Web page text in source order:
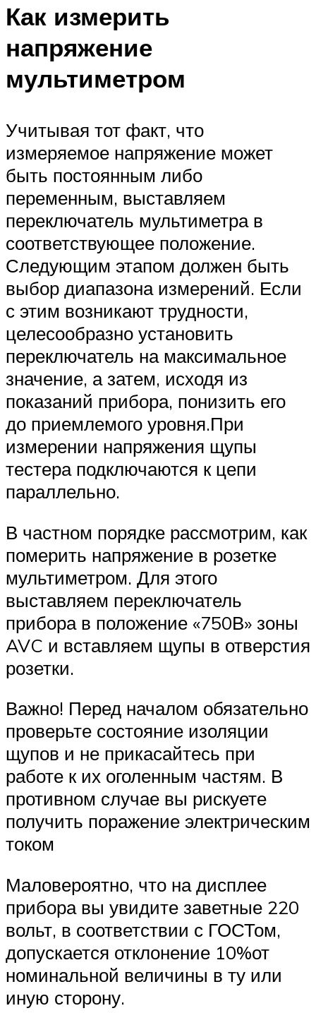
Как измерить
напряжение
мультиметром
Учитывая тот факт, что
измеряемое напряжение может
быть постоянным либо
переменным, выставляем
переключатель мультиметра в
соответствующее положение.
Следующим этапом должен быть
выбор диапазона измерений. Если
с этим возникают трудности,
целесообразно установить
переключатель на максимальное
значение, а затем, исходя из
показаний прибора, понизить его
до приемлемого уровня.При
измерении напряжения щупы
тестера подключаются к цепи
параллельно.
В частном порядке рассмотрим, как
померить напряжение в розетке
мультиметром. Для этого
выставляем переключатель
прибора в положение «750В» зоны
AVC и вставляем щупы в отверстия
розетки.
Важно! Перед началом обязательно
проверьте состояние изоляции
щупов и не прикасайтесь при
работе к их оголенным частям. В
противном случае вы рискуете
получить поражение электрическим
током
Маловероятно, что на дисплее
прибора вы увидите заветные 220
вольт, в соответствии с ГОСТом,
допускается отклонение 10%от
номинальной величины в ту или
иную сторону.